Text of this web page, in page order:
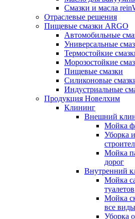
Смазки и масла
Отраслевые решения
Пищевые смазки ARGO
Автомобильные
Универсальные
Термостойкие
Морозостойкие
Пищевые смазки
Силиконовые
Индустриальные
Продукция Новелхим
Клининг
Внешний
Мойка
Уборка
Мойка
дорог
Внутренний
Мойка
туалетов
Мойка
все
Уборка